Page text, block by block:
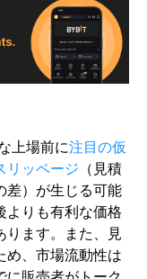
上場前に注目の仮
リッページ （見積
差）が生じる可能
よりも有利な価格
ります。また、見
め、市場流動性は